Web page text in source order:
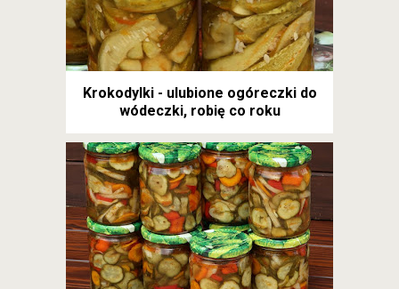
Krokodylki - ulubione ogóreczki do
wódeczki, robię co roku